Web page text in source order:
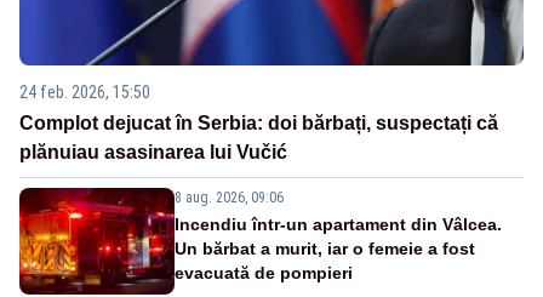
24 feb. 2026, 15:50
Complot dejucat în Serbia: doi bărbați, suspectați că
plănuiau asasinarea lui Vučić
8 aug. 2026, 09:06
Incendiu într-un apartament din Vâlcea.
Un bărbat a murit, iar o femeie a fost
evacuată de pompieri